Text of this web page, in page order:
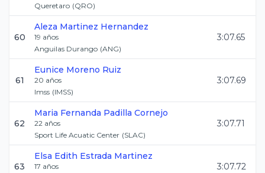
Queretaro (QRO)
60
Aleza Martinez Hernandez
19 años
Anguilas Durango (ANG)
3:07.65
61
Eunice Moreno Ruiz
20 años
Imss (IMSS)
3:07.69
62
Maria Fernanda Padilla Cornejo
22 años
Sport Life Acuatic Center (SLAC)
3:07.71
63
Elsa Edith Estrada Martinez
17 años
3:07.72